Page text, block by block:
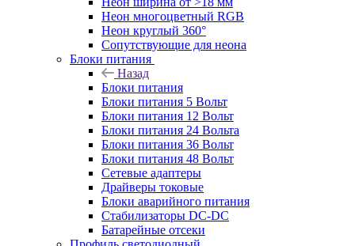
Неон многоцветный RGB
Неон круглый 360°
Сопутствующие для неона
Блоки питания
Назад
Блоки питания
Блоки питания 5 Вольт
Блоки питания 12 Вольт
Блоки питания 24 Вольта
Блоки питания 36 Вольт
Блоки питания 48 Вольт
Сетевые адаптеры
Драйверы токовые
Блоки аварийного питания
Стабилизаторы DC-DC
Батарейные отсеки